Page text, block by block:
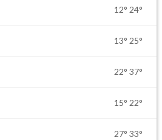
12° 24°
13° 25°
22° 37°
15° 22°
27° 33°